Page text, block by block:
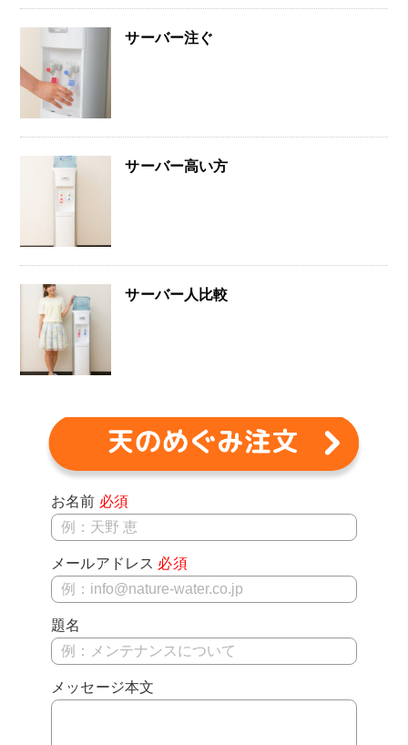
サーバー注ぐ
サーバー高い方
サーバー人比較
お名前 必須
メールアドレス 必須
題名
メッセージ本文